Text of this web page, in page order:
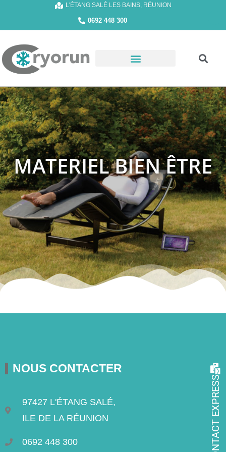
L'ÉTANG SALÉ LES BAINS, RÉUNION
0692 448 300
MATERIEL BIEN ÊTRE
CONTACT EXPRESS
NOUS CONTACTER
97427 L'ÉTANG SALÉ,
ILE DE LA RÉUNION
0692 448 300